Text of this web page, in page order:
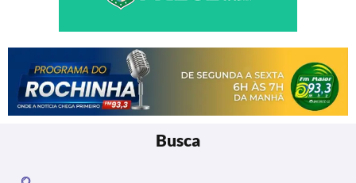
Busca